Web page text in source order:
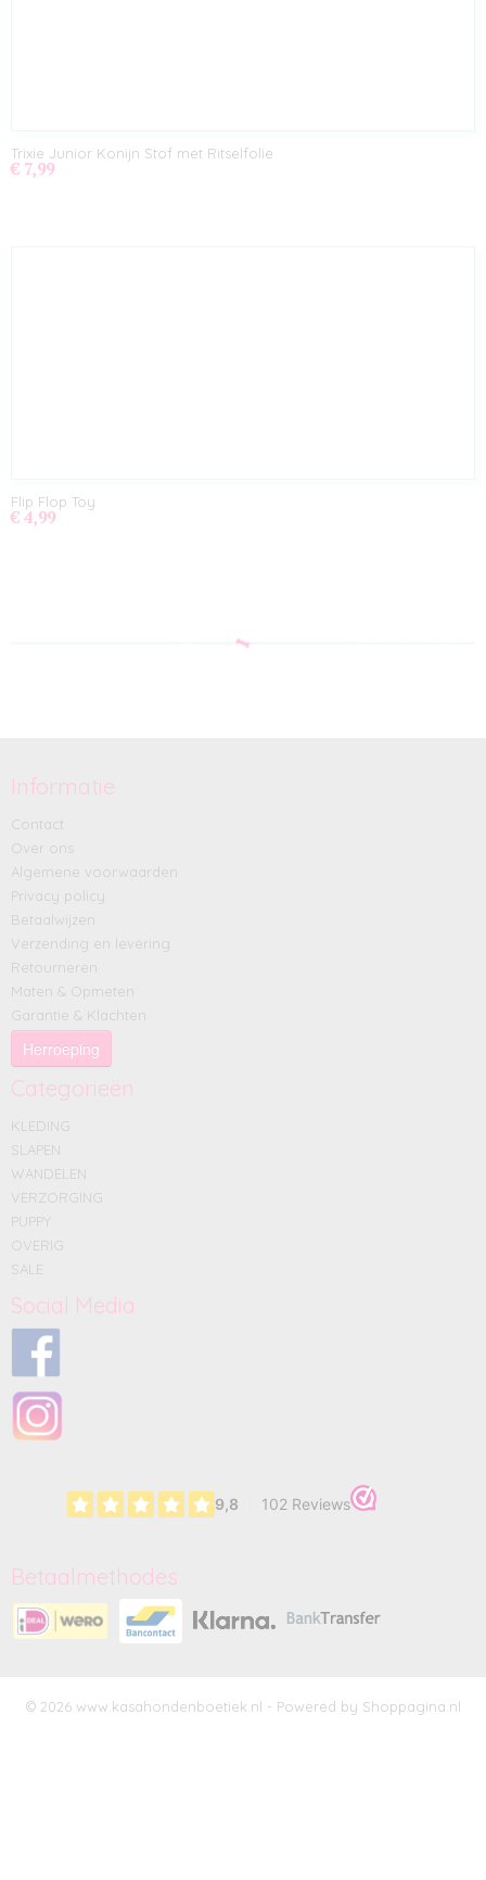
Trixie Junior Konijn Stof met Ritselfolie
€ 7,99
Flip Flop Toy
€ 4,99
Informatie
Contact
Over ons
Algemene voorwaarden
Privacy policy
Betaalwijzen
Verzending en levering
Retourneren
Maten & Opmeten
Garantie & Klachten
Herroeping
Categorieën
KLEDING
SLAPEN
WANDELEN
VERZORGING
PUPPY
OVERIG
SALE
Social Media
Betaalmethodes
© 2026 www.kasahondenboetiek.nl - Powered by Shoppagina.nl